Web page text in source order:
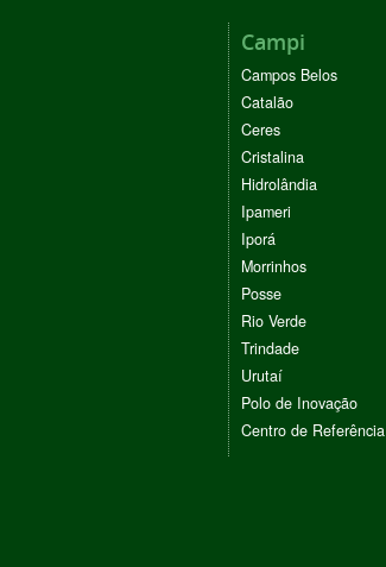
Campi
Campos Belos
Catalão
Ceres
Cristalina
Hidrolândia
Ipameri
Iporá
Morrinhos
Posse
Rio Verde
Trindade
Urutaí
Polo de Inovação
Centro de Referência